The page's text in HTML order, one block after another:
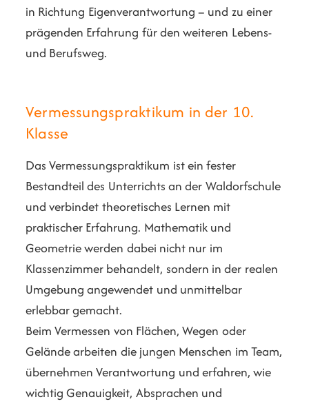
in Richtung Eigenverantwortung – und zu einer
prägenden Erfahrung für den weiteren Lebens-
und Berufsweg.
Vermessungspraktikum in der 10.
Klasse
Das Vermessungspraktikum ist ein fester
Bestandteil des Unterrichts an der Waldorfschule
und verbindet theoretisches Lernen mit
praktischer Erfahrung. Mathematik und
Geometrie werden dabei nicht nur im
Klassenzimmer behandelt, sondern in der realen
Umgebung angewendet und unmittelbar
erlebbar gemacht.
Beim Vermessen von Flächen, Wegen oder
Gelände arbeiten die jungen Menschen im Team,
übernehmen Verantwortung und erfahren, wie
wichtig Genauigkeit, Absprachen und